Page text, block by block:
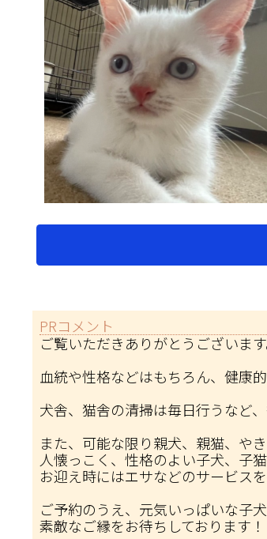
PRコメント
ご覧いただきありがとうございま
血統や性格などはもちろん、健康
犬舎、猫舎の清掃は毎日行うなど
また、可能な限り親犬、親猫、や
人懐っこく、性格のよい子犬、子
お迎え時にはエサなどのサービスを
ご予約のうえ、元気いっぱいな子
素敵なご縁をお待ちしております！